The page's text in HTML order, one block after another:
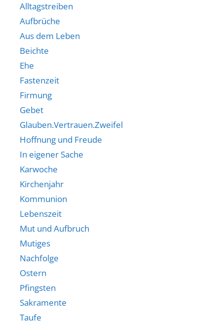
Alltagstreiben
Aufbrüche
Aus dem Leben
Beichte
Ehe
Fastenzeit
Firmung
Gebet
Glauben.Vertrauen.Zweifel
Hoffnung und Freude
In eigener Sache
Karwoche
Kirchenjahr
Kommunion
Lebenszeit
Mut und Aufbruch
Mutiges
Nachfolge
Ostern
Pfingsten
Sakramente
Taufe